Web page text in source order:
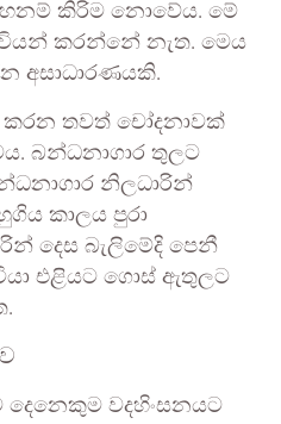
කිරිම නොවේය. මේ
කරන්නේ නැත. මෙය
අසාධාරණයකි.
කරන තවත් චෝදනාවක්
බන්ධනාගාර තුලට
නිලධාරින්
කාලය පුරා
දෙස බැලිමේදි පෙනී
එළියට ගොස් ඇතුලට
දෙනෙකුම වදහිංසනයට